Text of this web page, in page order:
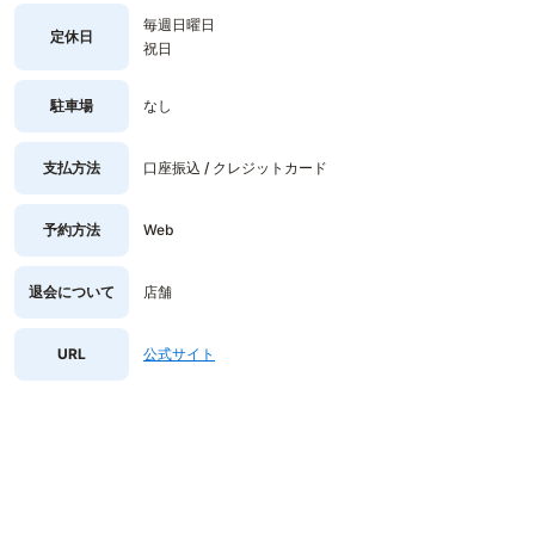
定休日
毎週日曜日
祝日
駐車場 なし
支払方法 口座振込 / クレジットカード
予約方法 Web
退会について 店舗
URL 公式サイト